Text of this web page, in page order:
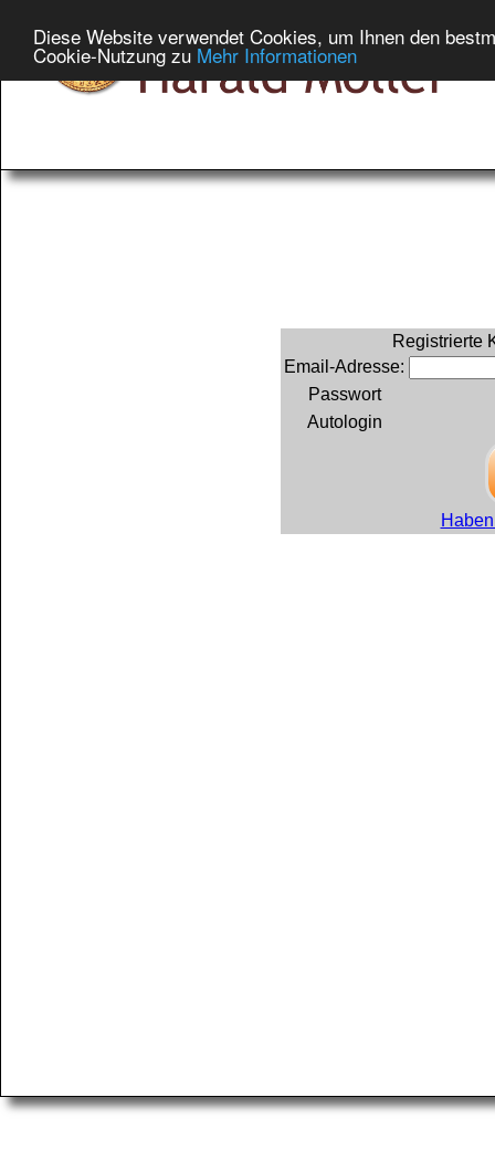
Diese Website verwendet Cookies, um Ihnen den
Cookie-Nutzung zu Mehr Informationen
Registrierte
Email-Adresse:
Passwort
Autologin